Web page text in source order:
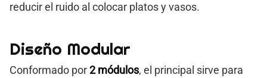
reducir el ruido al colocar platos y vasos.
Diseño Modular
Conformado por2 módulos, el principal sirve para